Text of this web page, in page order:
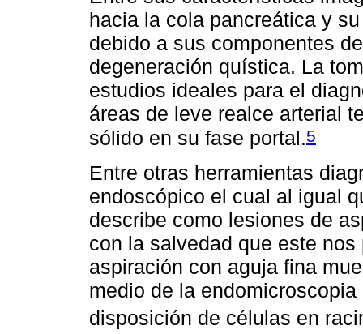
hacia la cola pancreática y
debido a sus componentes
degeneración quística. La
estudios ideales para el
áreas de leve realce arterial
sólido en su fase portal.5
Entre otras herramientas
endoscópico el cual al igual
describe como lesiones de
con la salvedad que este
aspiración con aguja fina
medio de la
disposición de células en